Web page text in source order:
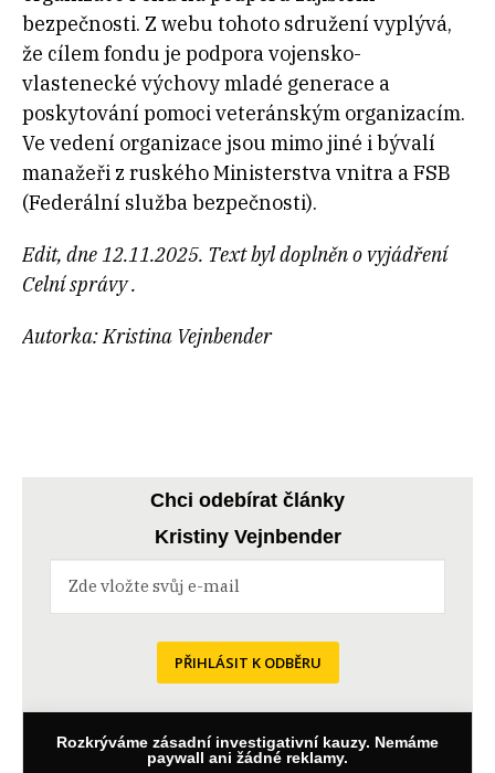
bezpečnosti. Z webu tohoto sdružení vyplývá,
že cílem fondu je podpora vojensko-
vlastenecké výchovy mladé generace a
poskytování pomoci veteránským organizacím.
Ve vedení organizace jsou mimo jiné i bývalí
manažeři z ruského Ministerstva vnitra a FSB
(Federální služba bezpečnosti).
Edit, dne 12.11.2025. Text byl doplněn o vyjádření
Celní správy .
Autorka: Kristina Vejnbender
Chci odebírat články
Kristiny Vejnbender
PŘIHLÁSIT K ODBĚRU